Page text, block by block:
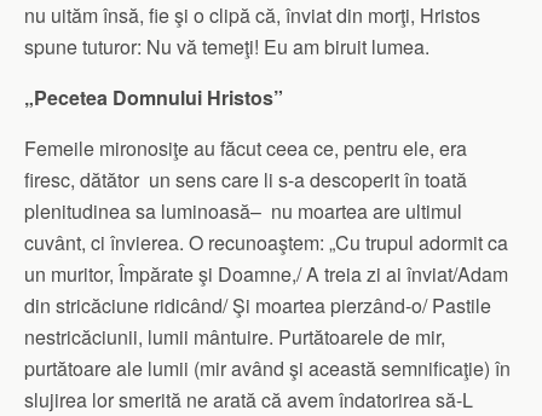
nu uităm însă, fie şi o clipă că, înviat din morţi, Hristos
spune tuturor: Nu vă temeţi! Eu am biruit lumea.
„Pecetea Domnului Hristos”
Femeile mironosiţe au făcut ceea ce, pentru ele, era
firesc, dătător un sens care li s-a descoperit în toată
plenitudinea sa luminoasă– nu moartea are ultimul
cuvânt, ci învierea. O recunoaştem: „Cu trupul adormit ca
un muritor, Împărate şi Doamne,/ A treia zi ai înviat/Adam
din stricăciune ridicând/ Şi moartea pierzând-o/ Pastile
nestricăciunii, lumii mântuire. Purtătoarele de mir,
purtătoare ale lumii (mir având şi această semnificaţie) în
slujirea lor smerită ne arată că avem îndatorirea să-L